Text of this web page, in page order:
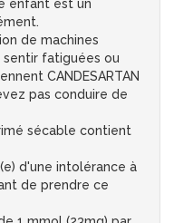
enfant est un
de machines
fatiguées ou
CANDESARTAN
pas conduire de
sécable contient
d'une intolérance à
de prendre ce